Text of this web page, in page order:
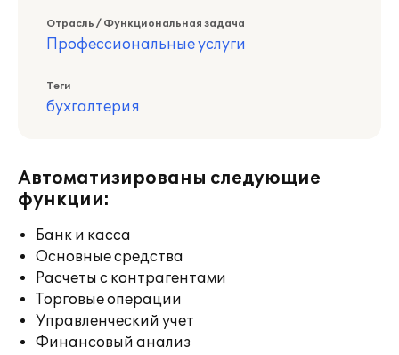
Отрасль / Функциональная задача
Профессиональные услуги
Теги
бухгалтерия
Автоматизированы следующие
функции:
Банк и касса
Основные средства
Расчеты с контрагентами
Торговые операции
Управленческий учет
Финансовый анализ